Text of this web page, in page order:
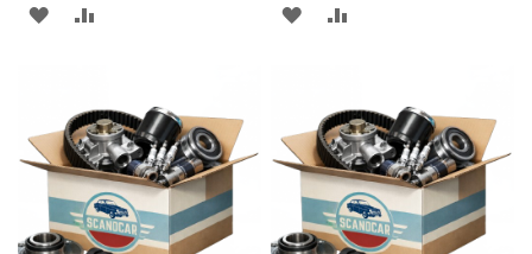
ADD
LIST
ADD
LIST